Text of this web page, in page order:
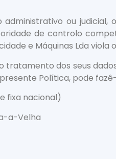
ou
de controlo
e Máquinas Lda viola
dos seus
Política, pode
fixa nacional)
a-Velha